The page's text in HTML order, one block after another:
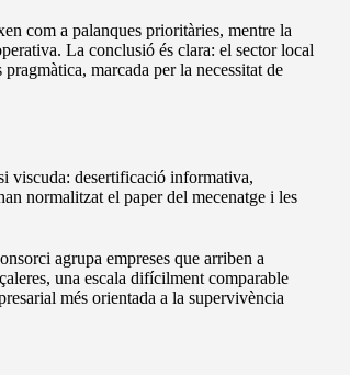
com a palanques prioritàries, mentre la
La conclusió és clara: el sector local
marcada per la necessitat de
viscuda: desertificació informativa,
normalitzat el paper del mecenatge i les
agrupa empreses que arriben a
una escala difícilment comparable
més orientada a la supervivència